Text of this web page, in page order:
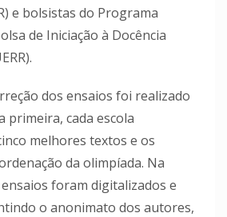
e bolsistas do Programa
de Iniciação à Docência
dos ensaios foi realizado
primeira, cada escola
melhores textos e os
da olimpíada. Na
foram digitalizados e
o anonimato dos autores,